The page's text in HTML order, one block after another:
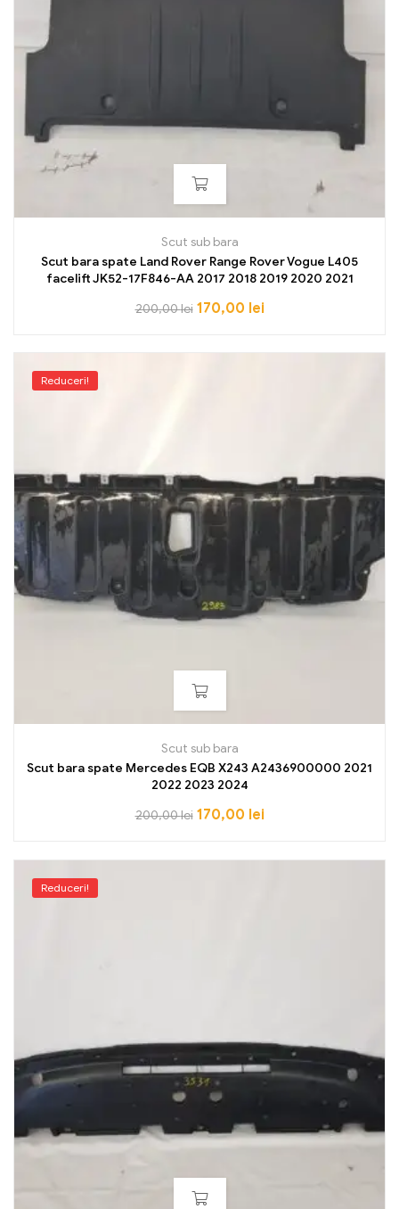
Scut sub bara
Scut bara spate Land Rover Range Rover Vogue L405
facelift JK52-17F846-AA 2017 2018 2019 2020 2021
200,00lei 170,00 lei
Reduceri!
Scut sub bara
Scut bara spate Mercedes EQB X243 A2436900000 2021
2022 2023 2024
200,00lei 170,00 lei
Reduceri!